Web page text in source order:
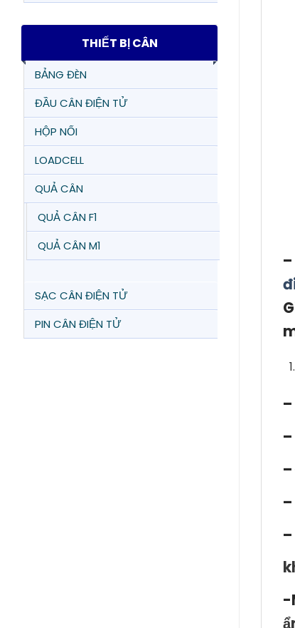
THIẾT BỊ CÂN
BẢNG ĐÈN
ĐẦU CÂN ĐIỆN TỬ
HỘP NỐI
LOADCELL
QUẢ CÂN
QUẢ CÂN F1
QUẢ CÂN M1
SẠC CÂN ĐIỆN TỬ
PIN CÂN ĐIỆN TỬ
–
–
–
–
–
-